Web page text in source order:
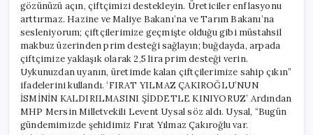
gözünüzü açın, çiftçimizi destekleyin. Üreticiler enflasyonu
arttırmaz. Hazine ve Maliye Bakanı’na ve Tarım Bakanı’na
sesleniyorum; çiftçilerimize geçmişte olduğu gibi müstahsil
makbuz üzerinden prim desteği sağlayın; buğdayda, arpada
çiftçimize yaklaşık olarak 2,5 lira prim desteği verin.
Uykunuzdan uyanın, üretimde kalan çiftçilerimize sahip çıkın”
ifadelerini kullandı. ‘FIRAT YILMAZ ÇAKIROĞLU’NUN
İSMİNİN KALDIRILMASINI ŞİDDETLE KINIYORUZ’ Ardından
MHP Mersin Milletvekili Levent Uysal söz aldı. Uysal, “Bugün
gündemimizde şehidimiz Fırat Yılmaz Çakıroğlu var.